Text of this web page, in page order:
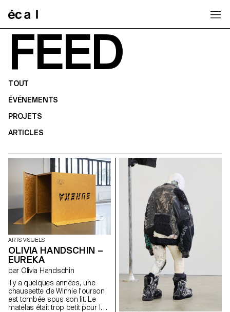
FEED
TOUT
ÉVÉNEMENTS
PROJETS
ARTICLES
ARTS VISUELS
OLIVIA HANDSCHIN –
EUREKA
par Olivia Handschin
Il y a quelques années, une
chaussette de Winnie l'ourson
est tombée sous son lit. Le
matelas était trop petit pour le